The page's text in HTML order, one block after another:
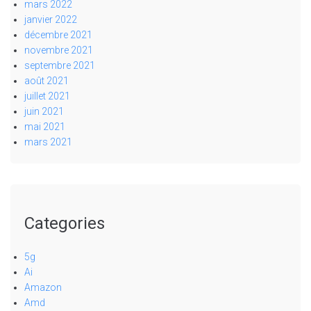
mars 2022
janvier 2022
décembre 2021
novembre 2021
septembre 2021
août 2021
juillet 2021
juin 2021
mai 2021
mars 2021
Categories
5g
Ai
Amazon
Amd